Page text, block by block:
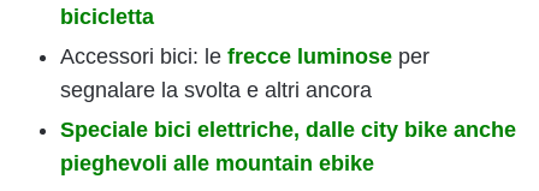
bicicletta
Accessori bici: le frecce luminose per
segnalare la svolta e altri ancora
Speciale bici elettriche, dalle city bike anche
pieghevoli alle mountain ebike